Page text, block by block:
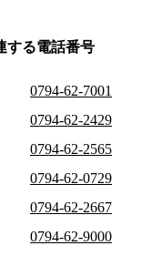
する電話番号
0794-62-7001
0794-62-2429
0794-62-2565
0794-62-0729
0794-62-2667
0794-62-9000